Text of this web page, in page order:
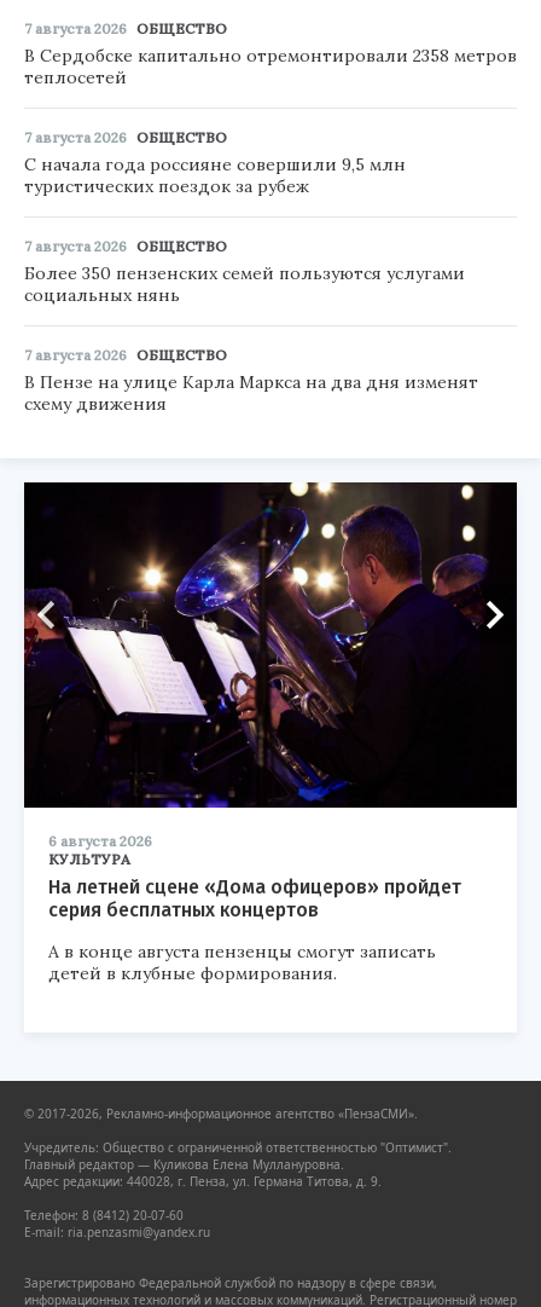
7 августа 2026 ОБЩЕСТВО
В Сердобске капитально отремонтировали 2358 метров
теплосетей
7 августа 2026 ОБЩЕСТВО
С начала года россияне совершили 9,5 млн
туристических поездок за рубеж
7 августа 2026 ОБЩЕСТВО
Более 350 пензенских семей пользуются услугами
социальных нянь
7 августа 2026 ОБЩЕСТВО
В Пензе на улице Карла Маркса на два дня изменят
схему движения
6 августа 2026
КУЛЬТУРА
На летней сцене «Дома офицеров» пройдет
серия бесплатных концертов
А в конце августа пензенцы смогут записать
детей в клубные формирования.
© 2017-2026, Рекламно-информационное агентство «ПензаСМИ».
Учредитель: Общество с ограниченной ответственностью "Оптимист".
Главный редактор — Куликова Елена Муллануровна.
Адрес редакции: 440028, г. Пенза, ул. Германа Титова, д. 9.
Телефон: 8 (8412) 20-07-60
E-mail: ria.penzasmi@yandex.ru
Зарегистрировано Федеральной службой по надзору в сфере связи,
информационных технологий и массовых коммуникаций. Регистрационный номер